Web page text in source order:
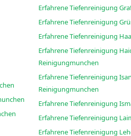
Reinigungmunchen
Erfahrene Tiefenreinigung
Reinigungmunchen
Erfahrene Tiefenreinigung
Reinigungmunchen